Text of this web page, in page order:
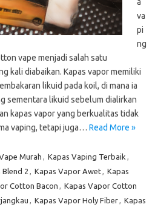
va
pi
ng
vape menjadi salah satu
kali diabaikan. Kapas vapor memiliki
likuid pada koil, di mana ia
sementara likuid sebelum dialirkan
kapas vapor yang berkualitas tidak
vaping, tetapi juga… Read More »
Murah , Kapas Vaping Terbaik ,
2 , Kapas Vapor Awet, Kapas
Cotton Bacon , Kapas Vapor Cotton
, Kapas Vapor Holy Fiber, Kapas